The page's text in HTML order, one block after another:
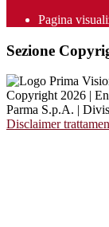
Pagina
Sezione
Copyright 2026 |
Parma S.p.A. |
Disclaimer